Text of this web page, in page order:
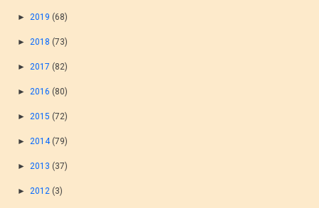
►2019 (68)
►2018 (73)
►2017 (82)
►2016 (80)
►2015 (72)
►2014 (79)
►2013 (37)
►2012 (3)